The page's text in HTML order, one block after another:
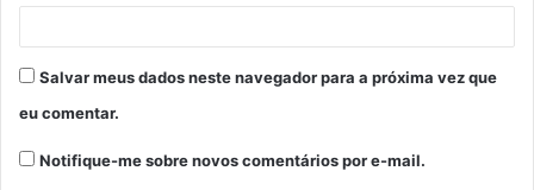
Salvar meus dados neste navegador para a próxima vez que
eu comentar.
Notifique-me sobre novos comentários por e-mail.